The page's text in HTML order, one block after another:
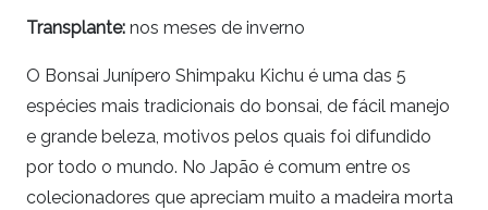
Transplante: nos meses de inverno
O Bonsai Junípero Shimpaku Kichu é uma das 5
espécies mais tradicionais do bonsai, de fácil manejo
e grande beleza, motivos pelos quais foi difundido
por todo o mundo. No Japão é comum entre os
colecionadores que apreciam muito a madeira morta